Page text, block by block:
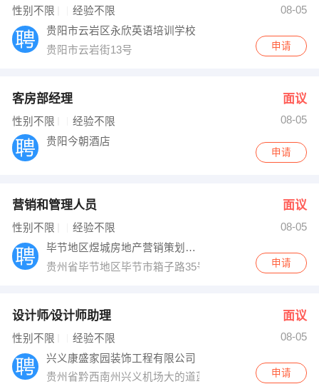
性别不限 经验不限
08-05
贵阳市云岩区永欣英语培训学校
贵阳市云岩街13号
申请
客房部经理 面议
性别不限 经验不限
08-05
贵阳今朝酒店
申请
营销和管理人员 面议
性别不限 经验不限
08-05
毕节地区煜城房地产营销策划有限公司
贵州省毕节地区毕节市箱子路35号
申请
设计师∕设计师助理 面议
性别不限 经验不限
08-05
兴义康盛家园装饰工程有限公司
贵州省黔西南州兴义机场大的道蓝天花园旭景园101-1033
申请